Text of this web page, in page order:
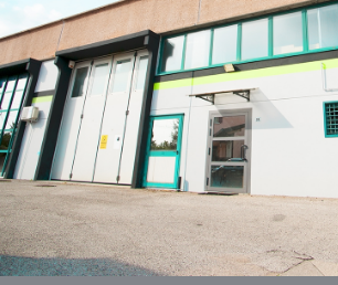
Mostra versione desktop